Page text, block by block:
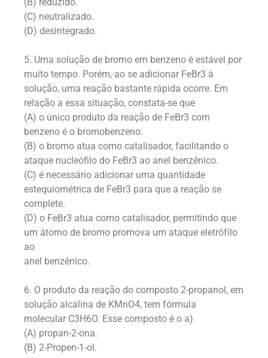
(C) neutralizado.
(D) desintegrado.
5. Uma solução de bromo em benzeno é estável por
muito tempo. Porém, ao se adicionar FeBr3 à
solução, uma reação bastante rápida ocorre. Em
relação a essa situação, constata-se que
(A) o único produto da reação de FeBr3 com
benzeno é o bromobenzeno.
(B) o bromo atua como catalisador, facilitando o
ataque nucleófilo do FeBr3 ao anel benzênico.
(C) é necessário adicionar uma quantidade
estequiométrica de FeBr3 para que a reação se
complete.
(D) o FeBr3 atua como catalisador, permitindo que
um átomo de bromo promova um ataque eletrófílo
ao
anel benzênico.
6. O produto da reação do composto 2-propanol, em
solução alcalina de KMnO4, tem fórmula
molecular C3H6O. Esse composto é o a)
(A) propan-2-ona.
(B) 2-Propen-1-ol.